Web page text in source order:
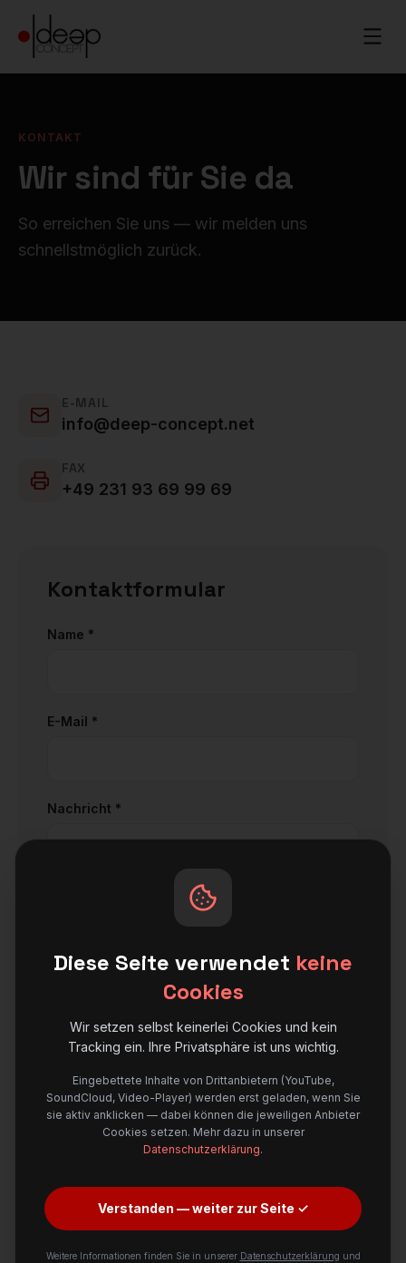
KONTAKT
Wir sind für Sie da
So erreichen Sie uns — wir melden uns
schnellstmöglich zurück.
E-MAIL
info@deep-concept.net
FAX
+49 231 93 69 99 69
Kontaktformular
Name *
E-Mail *
Nachricht *
Wenn Sie uns per Kontaktformular Anfragen zukommen
inklusive der von Ihnen dort angegebenen Kontaktdaten
zwecks Bearbeitung der Anfrage und für den Fall von
Anschlussfragen bei uns gespeichert. Diese Daten geben
wir nicht ohne Ihre Einwilligung weiter. Mehr dazu in
Datenschutzerklärung.
Nachricht senden
Diese Seite verwendet keine
Cookies
Wir setzen selbst keinerlei Cookies und kein
Tracking ein. Ihre Privatsphäre ist uns wichtig.
Eingebettete Inhalte von Drittanbietern (YouTube,
SoundCloud, Video-Player) werden erst geladen, wenn Sie
sie aktiv anklicken — dabei können die jeweiligen Anbieter
Cookies setzen. Mehr dazu in unserer
Datenschutzerklärung.
Verstanden — weiter zur Seite ✓
Weitere Informationen finden Sie in unserer Datenschutzerklärung und